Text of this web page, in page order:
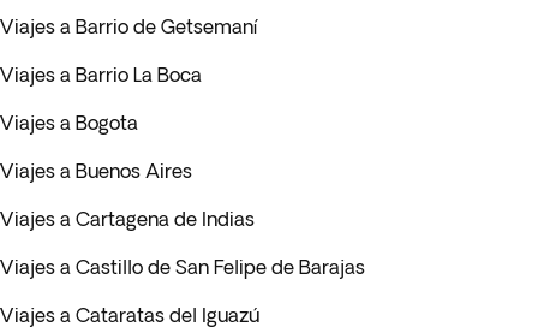
Viajes a Barrio de Getsemaní
Viajes a Barrio La Boca
Viajes a Bogota
Viajes a Buenos Aires
Viajes a Cartagena de Indias
Viajes a Castillo de San Felipe de Barajas
Viajes a Cataratas del Iguazú